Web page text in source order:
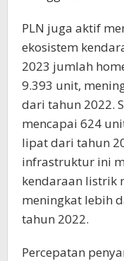
PLN juga aktif
ekosistem
2023 jumlah
9.393 unit,
dari tahun 2022.
mencapai 624
lipat dari tahun
infrastruktur ini
kendaraan listrik
meningkat lebih
tahun 2022.
Percepatan